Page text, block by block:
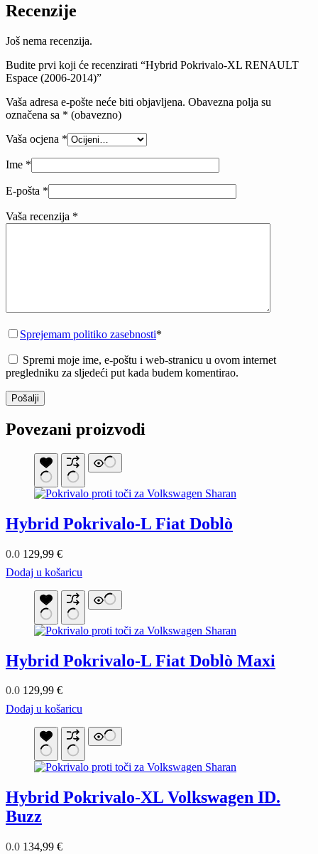
Recenzije
Još nema recenzija.
Budite prvi koji će recenzirati “Hybrid Pokrivalo-XL RENAULT
Espace (2006-2014)”
Vaša adresa e-pošte neće biti objavljena. Obavezna polja su
označena sa * (obavezno)
Vaša ocjena *
Ime *
E-pošta *
Vaša recenzija *
Sprejemam politiko zasebnosti*
Spremi moje ime, e-poštu i web-stranicu u ovom internet
pregledniku za sljedeći put kada budem komentirao.
Pošalji
Povezani proizvodi
Hybrid Pokrivalo-L Fiat Doblò
0.0 129,99 €
Dodaj u košaricu
Hybrid Pokrivalo-L Fiat Doblò Maxi
0.0 129,99 €
Dodaj u košaricu
Hybrid Pokrivalo-XL Volkswagen ID.
Buzz
0.0 134,99 €